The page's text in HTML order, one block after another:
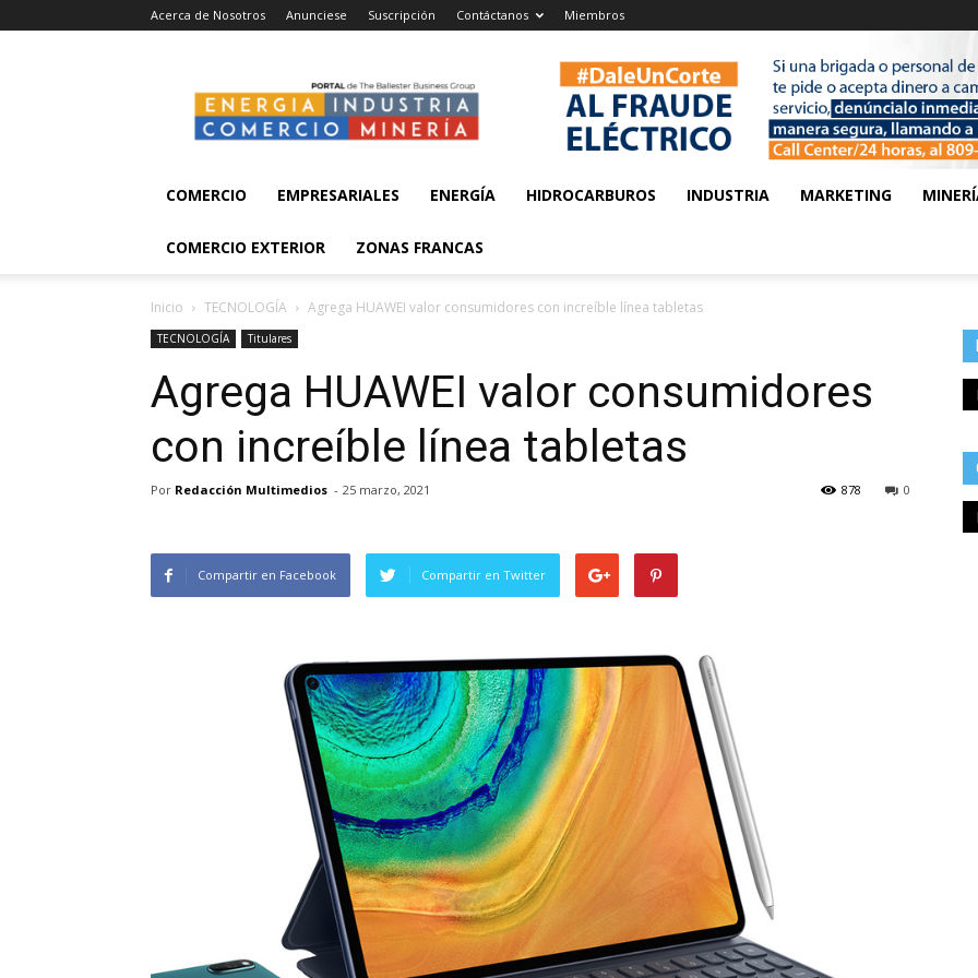
Acerca de Nosotros Anunciese Suscripción Contáctanos Miembros
Industria,
Comercio
y
COMERCIO
EMPRESARIALES ENERGÍA HIDROCARBUROS INDUSTRIA MARKETING
COMERCIO EXTERIOR ZONAS FRANCAS
Inicio TECNOLOGÍA Agrega HUAWEI valor consumidores con increíble línea tabletas
TECNOLOGÍA Titulares
Agrega HUAWEI valor consumidores
con increíble línea tabletas
Por Redacción Multimedios - 25 marzo, 2021 0
878
Compartir en Facebook Compartir en Twitter